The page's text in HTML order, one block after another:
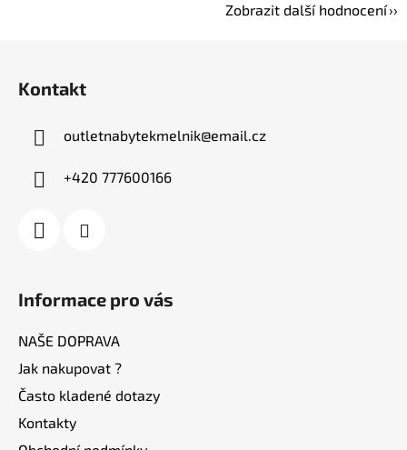
Zobrazit další hodnocení
Kontakt
outletnabytekmelnik@email.cz
+420 777600166
Informace pro vás
NAŠE DOPRAVA
Jak nakupovat ?
Často kladené dotazy
Kontakty